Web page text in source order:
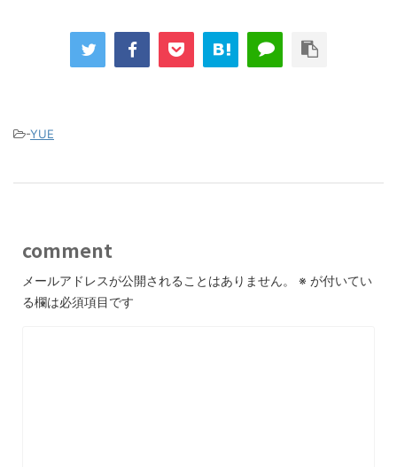
-YUE
comment
メールアドレスが公開されることはありません。 ※ が付いてい
る欄は必須項目です